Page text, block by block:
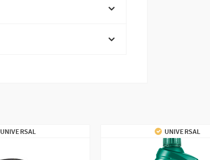
UNIVERSAL UNIVERSAL